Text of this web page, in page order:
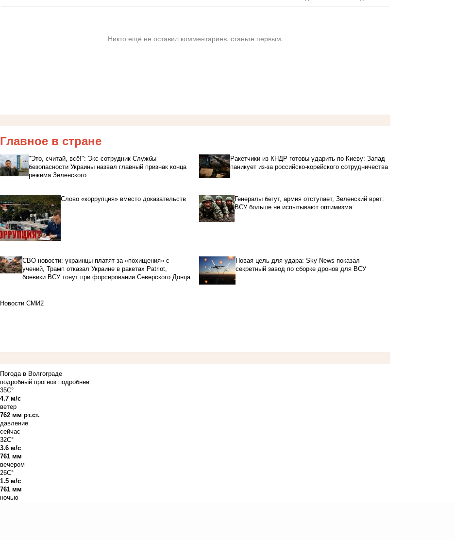
Никто ещё не оставил комментариев, станьте первым.
Главное в стране
"Это, считай, всё!": Экс-сотрудник Службы
безопасности Украины назвал главный признак конца
режима Зеленского
Ракетчики из КНДР готовы ударить по Киеву: Запад
паникует из-за российско-корейского сотрудничества
Слово «коррупция» вместо доказательств
Генералы бегут, армия отступает, Зеленский врет:
ВСУ больше не испытывают оптимизма
СВО новости: украинцы платят за «похищения» с
учений, Трамп отказал Украине в ракетах Patriot,
боевики ВСУ тонут при форсировании Северского Донца
Новая цель для удара: Sky News показал
секретный завод по сборке дронов для ВСУ
Новости СМИ2
Погода в Волгограде
подробный прогноз подробнее
35C°
4.7 м/с
ветер
762 мм рт.ст.
давление
сейчас
32C°
3.6 м/с
761 мм
вечером
26C°
1.5 м/с
761 мм
ночью